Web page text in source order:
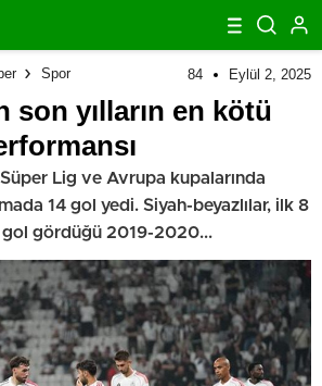
Spor 84 Eylül 2, 2025
son yılların en kötü
Lig ve Avrupa kupalarında
14 gol yedi. Siyah-beyazlılar, ilk 8
gol gördüğü 2019-2020...